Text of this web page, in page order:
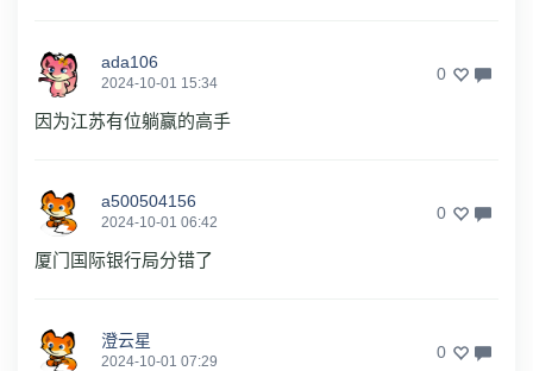
ada106
2024-10-01 15:34 0
因为江苏有位躺赢的高手
a500504156
2024-10-01 06:42 0
厦门国际银行局分错了
澄云星
2024-10-01 07:29 0